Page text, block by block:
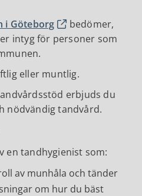
i Göteborg
bedömer,
intyg för personer som
eller muntlig.
erbjuds du
nödvändig tandvård.
en tandhygienist som:
av munhåla och tänder
om hur du bäst